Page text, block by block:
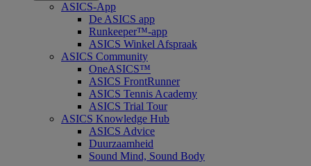
ASICS-App
De ASICS app
Runkeeper™-app
ASICS Winkel Afspraak
ASICS Community
OneASICS™
ASICS FrontRunner
ASICS Tennis Academy
ASICS Trial Tour
ASICS Knowledge Hub
ASICS Advice
Duurzaamheid
Sound Mind, Sound Body